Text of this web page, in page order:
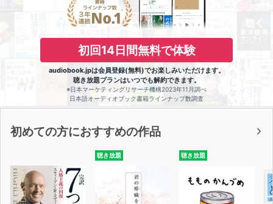
初回14日間無料で体験
audiobook.jpは会員登録(無料)でお楽しみいただけます。
聴き放題プランはいつでも解約できます。
※日本マーケティングリサーチ機構2023年11月調べ
日本語オーディオブック書籍ラインナップ数調査
初めての方におすすめの作品
聴き放題 聴き放題